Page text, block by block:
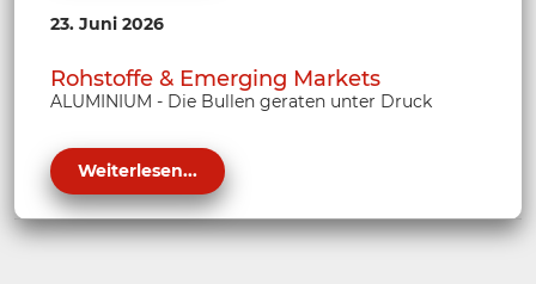
23. Juni 2026
Rohstoffe & Emerging Markets
ALUMINIUM - Die Bullen geraten unter Druck
Weiterlesen...